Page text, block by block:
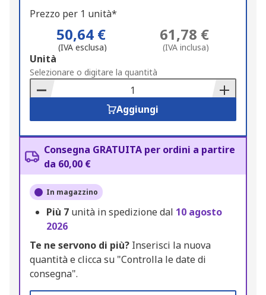
Prezzo per 1 unità*
50,64 €
(IVA esclusa)
61,78 €
(IVA inclusa)
Add
to
Basket
Unità
Selezionare o digitare la quantità
Aggiungi
Consegna GRATUITA per ordini a partire
da 60,00 €
In magazzino
Più 7 unità in spedizione dal 10 agosto
2026
Te ne servono di più? Inserisci la nuova
quantità e clicca su "Controlla le date di
consegna".